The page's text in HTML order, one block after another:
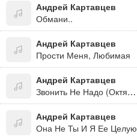
Андрей Картавцев
Обмани..
Андрей Картавцев
Прости Меня, Любимая
Андрей Картавцев
Звонить Не Надо (Октябрь 2019)
Андрей Картавцев
Она Не Ты И Я Ее Целую